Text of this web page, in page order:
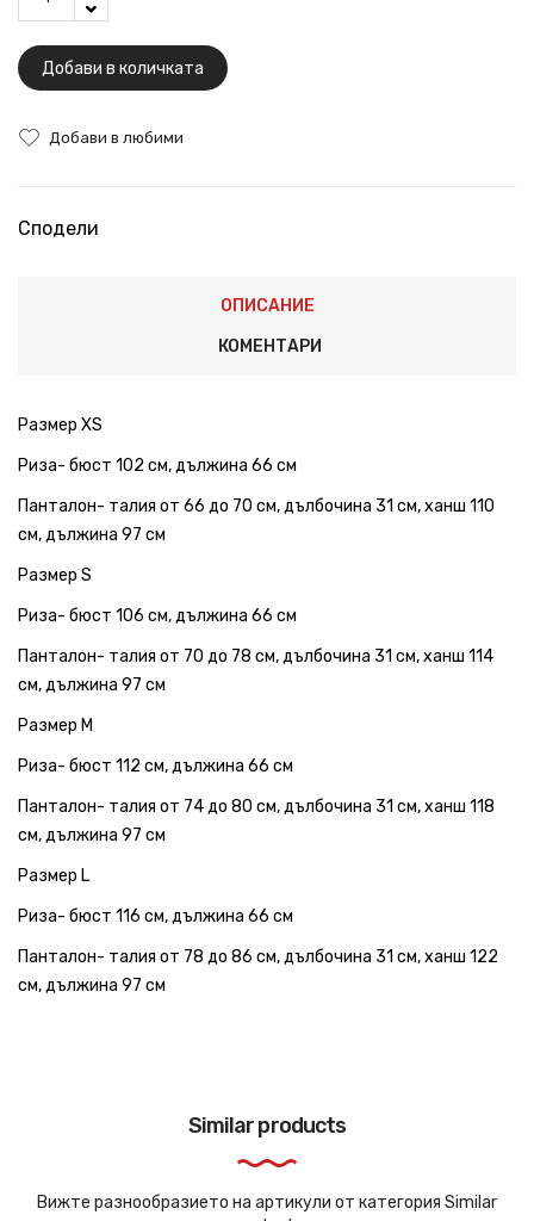
Добави в количката
Добави в любими
Сподели
ОПИСАНИЕ
КОМЕНТАРИ
Размер XS
Риза- бюст 102 см, дължина 66 см
Панталон- талия от 66 до 70 см, дълбочина 31 см, ханш 110
см, дължина 97 см
Размер S
Риза- бюст 106 см, дължина 66 см
Панталон- талия от 70 до 78 см, дълбочина 31 см, ханш 114
см, дължина 97 см
Размер M
Риза- бюст 112 см, дължина 66 см
Панталон- талия от 74 до 80 см, дълбочина 31 см, ханш 118
см, дължина 97 см
Размер L
Риза- бюст 116 см, дължина 66 см
Панталон- талия от 78 до 86 см, дълбочина 31 см, ханш 122
см, дължина 97 см
Similar products
Вижте разнообразието на артикули от категория Similar